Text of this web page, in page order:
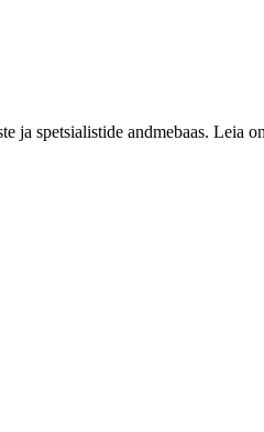
ja spetsialistide andmebaas. Leia